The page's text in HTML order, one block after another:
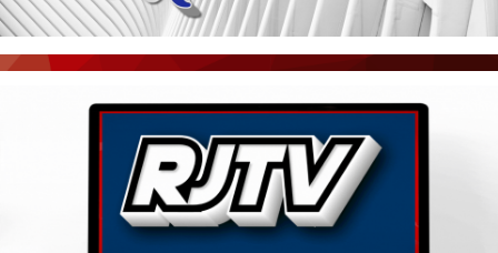
BLOGS & COLUNAS
AGÊNCIA DE NOTÍCIAS
CNN BRASIL
PORTAL CEARÁ